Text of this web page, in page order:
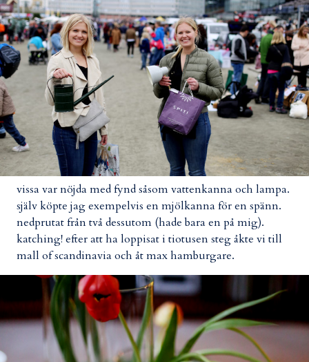
vissa var nöjda med fynd såsom vattenkanna och lampa.
själv köpte jag exempelvis en mjölkanna för en spänn.
nedprutat från två dessutom (hade bara en på mig).
katching! efter att ha loppisat i tiotusen steg åkte vi till
mall of scandinavia och åt max hamburgare.